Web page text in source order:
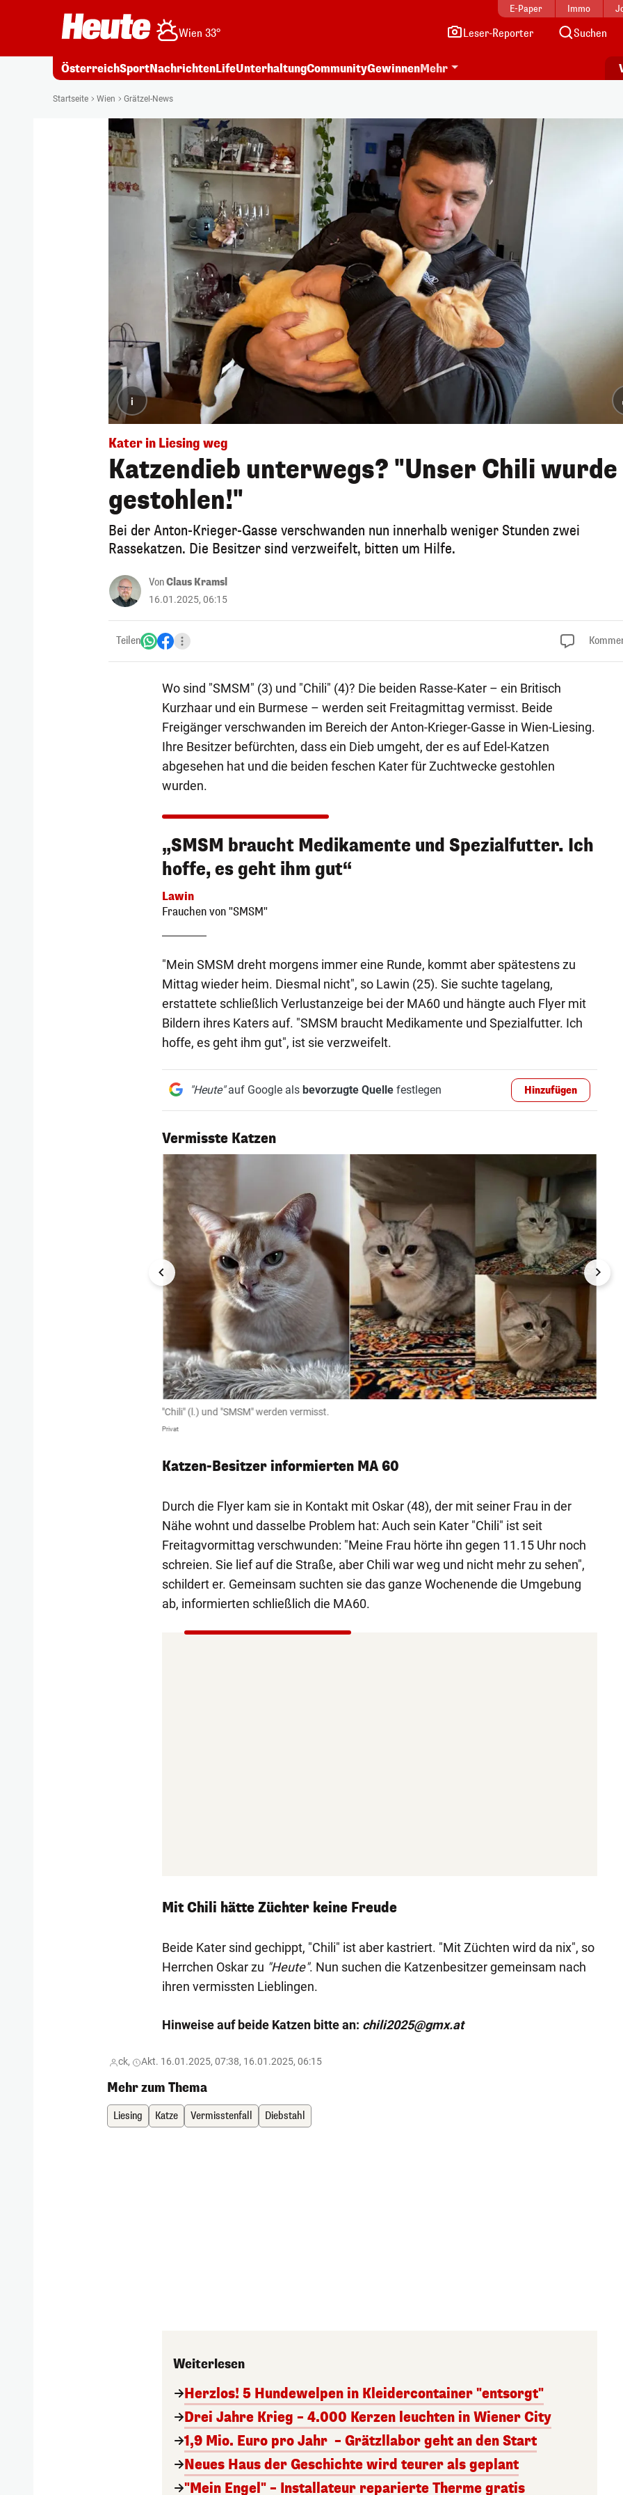
E-Paper Immo
Wien 33° Leser-Reporter Suchen
ÖsterreichSportNachrichtenLifeUnterhaltungCommunityGewinnenMehr
Startseite Wien Grätzel-News
i
Kater in Liesing weg
Katzendieb unterwegs? "Unser Chili wurde
gestohlen!"
Bei der Anton-Krieger-Gasse verschwanden nun innerhalb weniger Stunden zwei
Rassekatzen. Die Besitzer sind verzweifelt, bitten um Hilfe.
VonClaus Kramsl
16.01.2025, 06:15
Teilen
Wo sind "SMSM" (3) und "Chili" (4)? Die beiden Rasse-Kater – ein Britisch
Kurzhaar und ein Burmese – werden seit Freitagmittag vermisst. Beide
Freigänger verschwanden im Bereich der Anton-Krieger-Gasse in Wien-Liesing.
Ihre Besitzer befürchten, dass ein Dieb umgeht, der es auf Edel-Katzen
abgesehen hat und die beiden feschen Kater für Zuchtwecke gestohlen
wurden.
„SMSM braucht Medikamente und Spezialfutter. Ich
hoffe, es geht ihm gut“
Lawin
Frauchen von "SMSM"
"Mein SMSM dreht morgens immer eine Runde, kommt aber spätestens zu
Mittag wieder heim. Diesmal nicht", so Lawin (25). Sie suchte tagelang,
erstattete schließlich Verlustanzeige bei der MA60 und hängte auch Flyer mit
Bildern ihres Katers auf. "SMSM braucht Medikamente und Spezialfutter. Ich
hoffe, es geht ihm gut", ist sie verzweifelt.
"Heute"auf Google als bevorzugte Quellefestlegen Hinzufügen
Vermisste Katzen
1/7
"Chili" (l.) und "SMSM" werden vermisst.
Privat
Katzen-Besitzer informierten MA 60
Durch die Flyer kam sie in Kontakt mit Oskar (48), der mit seiner Frau in der
Nähe wohnt und dasselbe Problem hat: Auch sein Kater "Chili" ist seit
Freitagvormittag verschwunden: "Meine Frau hörte ihn gegen 11.15 Uhr noch
schreien. Sie lief auf die Straße, aber Chili war weg und nicht mehr zu sehen",
schildert er. Gemeinsam suchten sie das ganze Wochenende die Umgebung
ab, informierten schließlich die MA60.
Mit Chili hätte Züchter keine Freude
Beide Kater sind gechippt, "Chili" ist aber kastriert. "Mit Züchten wird da nix", so
Herrchen Oskar zu "Heute". Nun suchen die Katzenbesitzer gemeinsam nach
ihren vermissten Lieblingen.
Hinweise auf beide Katzen bitte an: chili2025@gmx.at
ck, Akt. 16.01.2025, 07:38, 16.01.2025, 06:15
Mehr zum Thema
Liesing Katze Vermisstenfall Diebstahl
Weiterlesen
Herzlos! 5 Hundewelpen in Kleidercontainer "entsorgt"
Drei Jahre Krieg – 4.000 Kerzen leuchten in Wiener City
1,9 Mio. Euro pro Jahr – Grätzllabor geht an den Start
Neues Haus der Geschichte wird teurer als geplant
"Mein Engel" – Installateur reparierte Therme gratis